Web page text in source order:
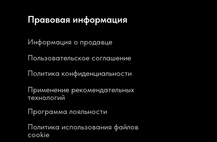
Пользовательское соглашение
Политика конфиденциальности
Программа лояльности
Политика использования файлов
cookie
Применение рекомендательных
технологий
Информация о продавце
Правовая информация